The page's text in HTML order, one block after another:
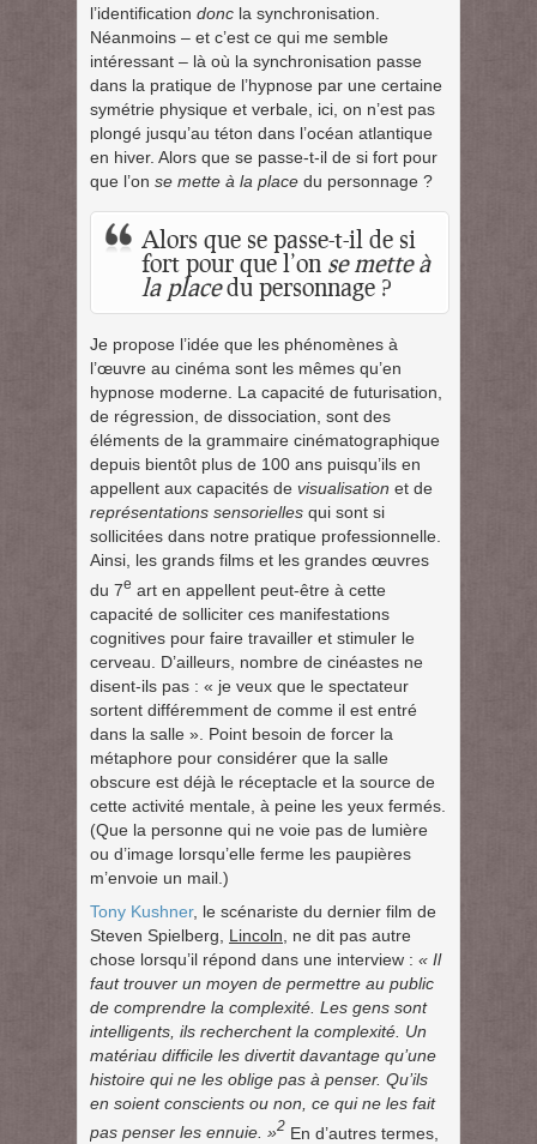
l’identification donc la synchronisation.
Néanmoins – et c’est ce qui me semble
intéressant – là où la synchronisation passe
dans la pratique de l’hypnose par une certaine
symétrie physique et verbale, ici, on n’est pas
plongé jusqu’au téton dans l’océan atlantique
en hiver. Alors que se passe-t-il de si fort pour
que l’on se mette à la place du personnage ?
Alors que se passe-t-il de si
fort pour que l’on se mette à
la placedu personnage ?
Je propose l’idée que les phénomènes à
l’œuvre au cinéma sont les mêmes qu’en
hypnose moderne. La capacité de futurisation,
de régression, de dissociation, sont des
éléments de la grammaire cinématographique
depuis bientôt plus de 100 ans puisqu’ils en
appellent aux capacités de visualisation et de
représentations sensorielles qui sont si
sollicitées dans notre pratique professionnelle.
Ainsi, les grands films et les grandes œuvres
du 7e art en appellent peut-être à cette
capacité de solliciter ces manifestations
cognitives pour faire travailler et stimuler le
cerveau. D’ailleurs, nombre de cinéastes ne
disent-ils pas : « je veux que le spectateur
sortent différemment de comme il est entré
dans la salle ». Point besoin de forcer la
métaphore pour considérer que la salle
obscure est déjà le réceptacle et la source de
cette activité mentale, à peine les yeux fermés.
(Que la personne qui ne voie pas de lumière
ou d’image lorsqu’elle ferme les paupières
m’envoie un mail.)
Tony Kushner, le scénariste du dernier film de
Steven Spielberg, Lincoln , ne dit pas autre
chose lorsqu’il répond dans une interview : « Il
faut trouver un moyen de permettre au public
de comprendre la complexité. Les gens sont
intelligents, ils recherchent la complexité. Un
matériau difficile les divertit davantage qu’une
histoire qui ne les oblige pas à penser. Qu’ils
en soient conscients ou non, ce qui ne les fait
pas penser les ennuie. »2 En d’autres termes,